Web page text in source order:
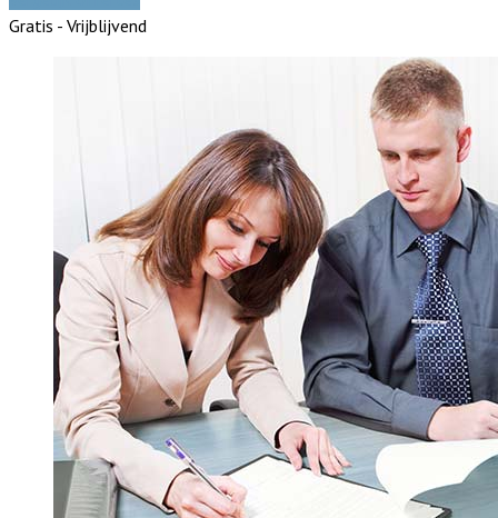
Gratis - Vrijblijvend